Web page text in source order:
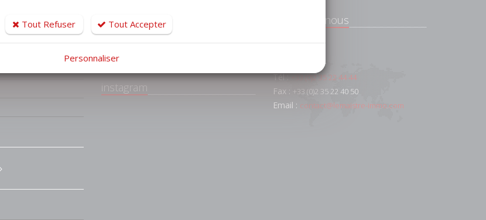
Facebook Lemaistre
Immobilier Le havre et
instagram
Contactez-nous
Le Havre
Tél :+33 (0)2 35 22 44 44
Fax : +33 (0)2 35 22 40 50
Email : contact@lemaistre-immo.com
Tout Refuser Tout Accepter
Personnaliser